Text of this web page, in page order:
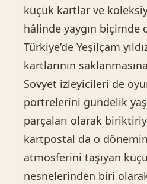
küçük kartlar ve
hâlinde yaygın biçimde
Türkiye’de Yeşilçam
kartlarının
Sovyet izleyicileri de
portrelerini gündelik
parçaları olarak
kartpostal da o
atmosferini taşıyan
nesnelerinden biri